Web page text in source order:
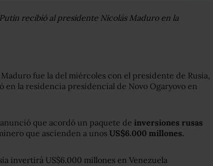
recibió al presidente Nicolás Maduro en la
fue la del miércoles con el presidente de Rusia,
en la residencia presidencial de Novo Ogaryovo en
que acordó un paquete de inversiones rusas
que ascienden a unos US$6.000 millones.
invertirá US$6.000 millones en Venezuela